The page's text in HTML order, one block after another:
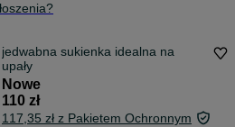
jedwabna sukienka idealna na
upały
Nowe
110 zł
117,35 zł z Pakietem Ochronnym